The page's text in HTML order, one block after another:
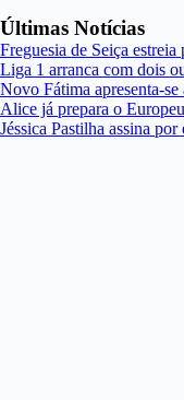
Últimas Notícias
Freguesia de Seiça
Liga 1 arranca com dois
Novo Fátima apresenta-se
Alice já prepara o
Jéssica Pastilha assina